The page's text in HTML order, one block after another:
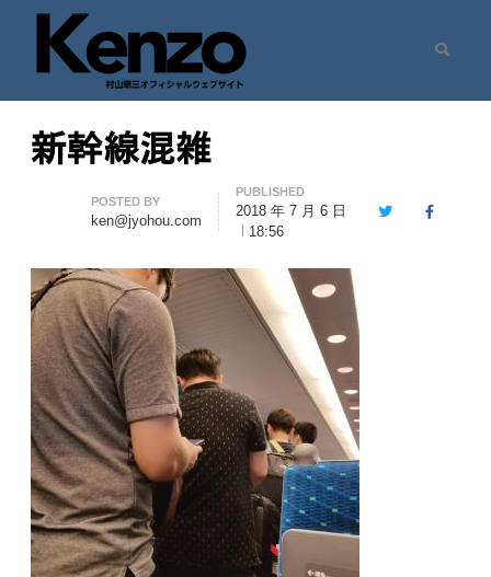
七転八起 – 村山憲三 Official Site
村山憲三ウェブサイト
新幹線混雑
Author
POSTED BY
ken@jyohou.com
PUBLISHED
2018 年 7 月 6 日
18:56
TwitterFacebook